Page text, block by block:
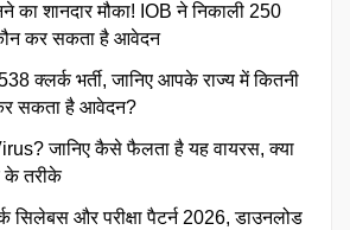
शानदार मौका! IOB ने निकाली 250
कर सकता है आवेदन
क्लर्क भर्ती, जानिए आपके राज्य में कितनी
सकता है आवेदन?
जानिए कैसे फैलता है यह वायरस, क्या
के तरीके
सिलेबस और परीक्षा पैटर्न 2026, डाउनलोड